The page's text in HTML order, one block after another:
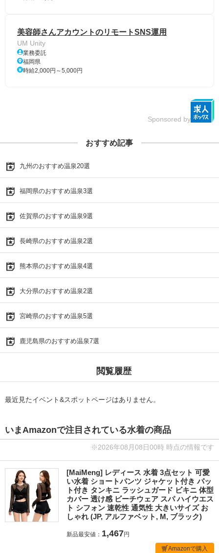
美容師さんアカウントのリモートSNS運用
UM Unity
業務委託
福岡県
時給2,000円～5,000円
Sponsored by
おすすめ記事
九州のおすすめ温泉20選
福岡県のおすすめ温泉3選
佐賀県のおすすめ温泉9選
長崎県のおすすめ温泉2選
熊本県のおすすめ温泉4選
大分県のおすすめ温泉2選
宮崎県のおすすめ温泉5選
鹿児島県のおすすめ温泉7選
閲覧履歴
最近見たイベント&スポットページはありません。
いまAmazonで注目されている水着の商品
※2026年08月08日00時 時点の情報です
[MaiMeng] レディース 水着 3点セット 可愛
い水着 ショートパンツ ジャケット付き パッ
ト付き タンキニ ラッシュガード ビキニ 体型
カバー 透け感 ビーチウェア スパ ハイウエス
ト シフォン 速乾性 通気性 大きいサイズ お
しゃれ (JP, アルファベット, M, ブラック)
新品最安値： 1,467円
Amazonで購入